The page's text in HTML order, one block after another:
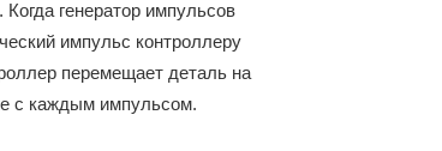
генератор импульсов
импульс контроллеру
перемещает деталь на
с каждым импульсом.